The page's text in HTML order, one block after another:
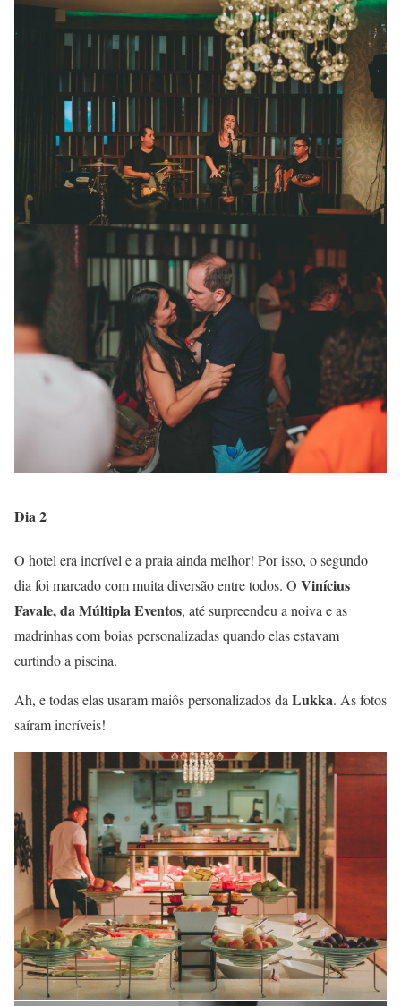
Dia 2
O hotel era incrível e a praia ainda melhor! Por isso, o segundo
dia foi marcado com muita diversão entre todos. O Vinícius
Favale, da Múltipla Eventos, até surpreendeu a noiva e as
madrinhas com boias personalizadas quando elas estavam
curtindo a piscina.
Ah, e todas elas usaram maiôs personalizados da Lukka. As fotos
saíram incríveis!